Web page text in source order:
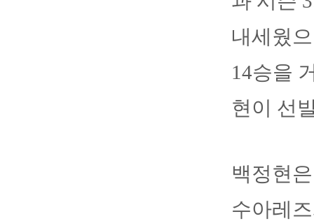
내세웠
14승을
현이 선
백정현
수아레